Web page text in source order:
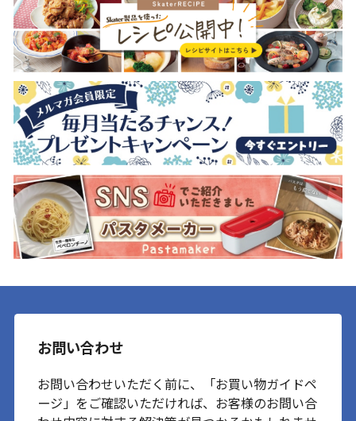
お問い合わせ
お問い合わせいただく前に、「お買い物ガイドペ
ージ」をご確認いただければ、お客様のお問い合